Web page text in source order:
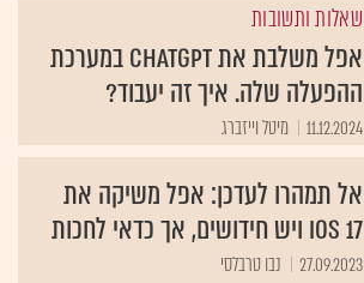
שאלות ותשובות
אפל משלבת את ChatGPT במערכת
ההפעלה שלה. איך זה יעבוד?
11.12.2024 מיטל וייזברג
אל תמהרו לעדכן: אפל משיקה את
iOS 17 ויש חידושים, אך כדאי לחכות
27.09.2023 נבו טרבלסי